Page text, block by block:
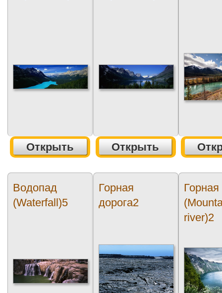
Открыть Открыть
Водопад
(Waterfall)5
Горная
дорога2
Горная
river)2